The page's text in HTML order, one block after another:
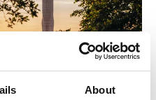
About